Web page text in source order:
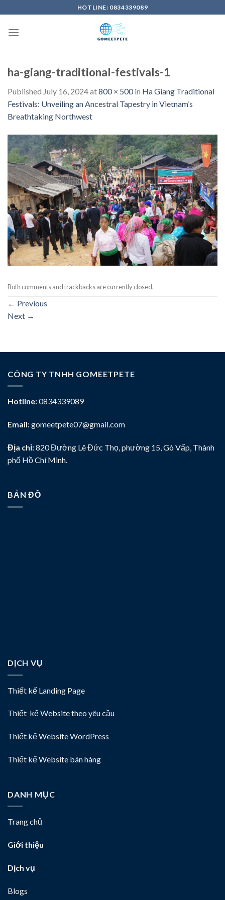
content
HOTLINE: 0834339089
ha-giang-traditional-festivals-1
Published July 16, 2024at800 × 500in Ha Giang Traditional
Festivals: Unveiling an Ancestral Tapestry in Vietnam’s
Breathtaking Northwest
Both comments and trackbacks are currently closed.
← Previous
Next →
CÔNG TY TNHH GOMEETPETE
Hotline:0834339089
Email:gomeetpete07@gmail.com
Địa chỉ:820 Đường Lê Đức Thọ, phường 15, Gò Vấp, Thành
phố Hồ Chí Minh.
BẢN ĐỒ
DỊCH VỤ
Thiết kế Landing Page
Thiết kế Website theo yêu cầu
Thiết kế Website WordPress
Thiết kế Website bán hàng
DANH MỤC
Trang chủ
Giới thiệu
Dịch vụ
Blogs